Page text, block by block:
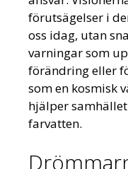
förutsägelser i
oss idag, utan
varningar som
förändring eller
som en kosmisk
hjälper
farvatten.